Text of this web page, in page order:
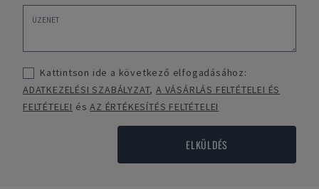
Kattintson ide a következő elfogadásához:
ADATKEZELÉSI SZABÁLYZAT,A VÁSÁRLÁS FELTÉTELEI ÉS
FELTÉTELEI ésAZ ÉRTÉKESÍTÉS FELTÉTELEI
ELKÜLDÉS